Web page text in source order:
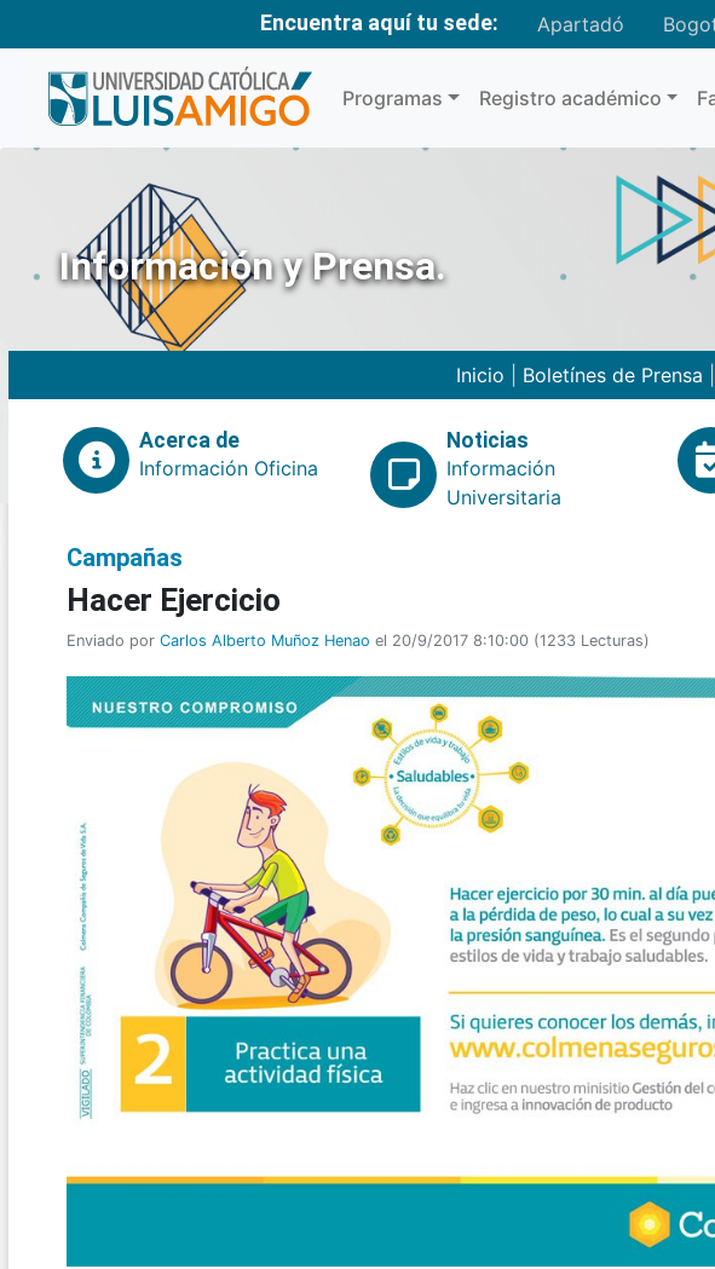
Encuentra aquí tu sede: Apartadó
Programas Registro académico
Información y Prensa.
Inicio Boletínes de Prensa
Acerca de
Información Oficina
Noticias
Información
Universitaria
Campañas
Hacer Ejercicio
Enviado por Carlos Alberto Muñoz Henao el 20/9/2017 8:10:00 (1233 Lecturas)